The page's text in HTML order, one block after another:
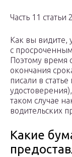
Часть 11
Как вы видите,
с
Поэтому время
окончания
писали в
таком случае
водительских
Какие